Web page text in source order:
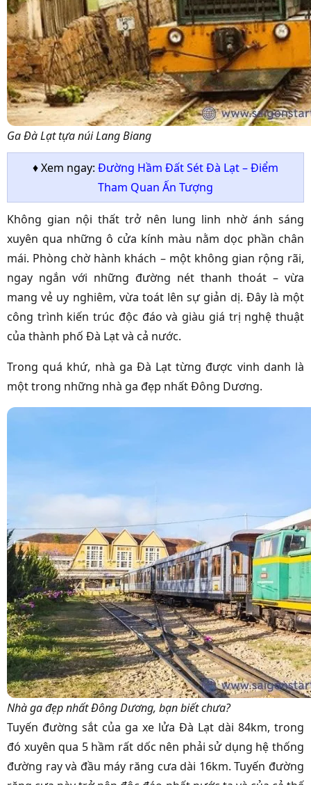
Ga Đà Lạt tựa núi Lang Biang
♦ Xem ngay: Đường Hầm Đất Sét Đà Lạt – Điểm
Tham Quan Ấn Tượng
Không gian nội thất trở nên lung linh nhờ ánh sáng
xuyên qua những ô cửa kính màu nằm dọc phần chân
mái. Phòng chờ hành khách – một không gian rộng rãi,
ngay ngắn với những đường nét thanh thoát – vừa
mang vẻ uy nghiêm, vừa toát lên sự giản dị. Đây là một
công trình kiến trúc độc đáo và giàu giá trị nghệ thuật
của thành phố Đà Lạt và cả nước.
Trong quá khứ, nhà ga Đà Lạt từng được vinh danh là
một trong những nhà ga đẹp nhất Đông Dương.
Nhà ga đẹp nhất Đông Dương, bạn biết chưa?
Tuyến đường sắt của ga xe lửa Đà Lạt dài 84km, trong
đó xuyên qua 5 hầm rất dốc nên phải sử dụng hệ thống
đường ray và đầu máy răng cưa dài 16km. Tuyến đường